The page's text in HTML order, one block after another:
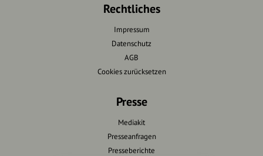
Rechtliches
Impressum
Datenschutz
AGB
Cookies zurücksetzen
Presse
Mediakit
Presseanfragen
Presseberichte